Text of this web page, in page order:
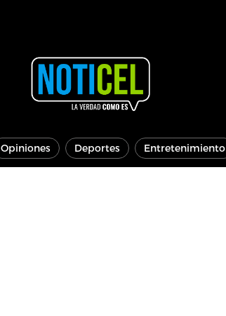
Opiniones Deportes Entretenimiento